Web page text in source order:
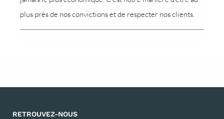
plus près de nos convictions et de respecter nos clients.
RETROUVEZ-NOUS